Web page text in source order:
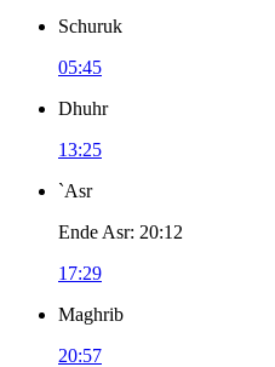
Schuruk
05:45
Dhuhr
13:25
`Asr
Ende Asr: 20:12
17:29
Maghrib
20:57